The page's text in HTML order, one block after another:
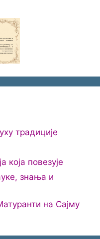
традиције
која повезује
знања и
на Сајму